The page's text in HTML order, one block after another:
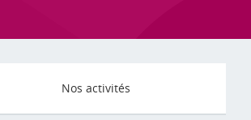
Nos activités